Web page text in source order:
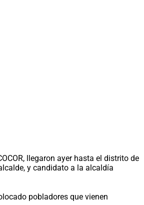
llegaron ayer hasta el distrito de
y candidato a la alcaldía
pobladores que vienen